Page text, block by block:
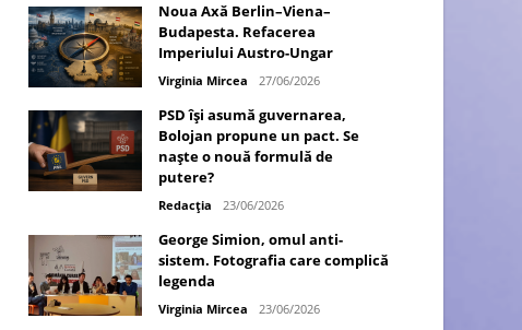
Noua Axă Berlin–Viena–
Budapesta. Refacerea
Imperiului Austro-Ungar
Virginia Mircea 27/06/2026
PSD își asumă guvernarea,
Bolojan propune un pact. Se
naște o nouă formulă de
putere?
Redacția 23/06/2026
George Simion, omul anti-
sistem. Fotografia care complică
legenda
Virginia Mircea 23/06/2026